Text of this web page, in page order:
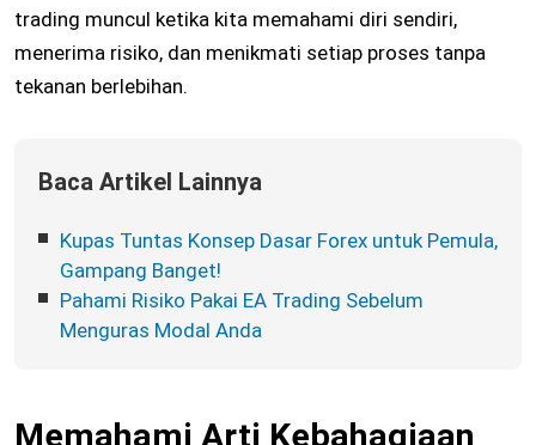
trading muncul ketika kita memahami diri sendiri,
menerima risiko, dan menikmati setiap proses tanpa
tekanan berlebihan.
Baca Artikel Lainnya
Kupas Tuntas Konsep Dasar Forex untuk Pemula,
Gampang Banget!
Pahami Risiko Pakai EA Trading Sebelum
Menguras Modal Anda
Memahami Arti Kebahagiaan